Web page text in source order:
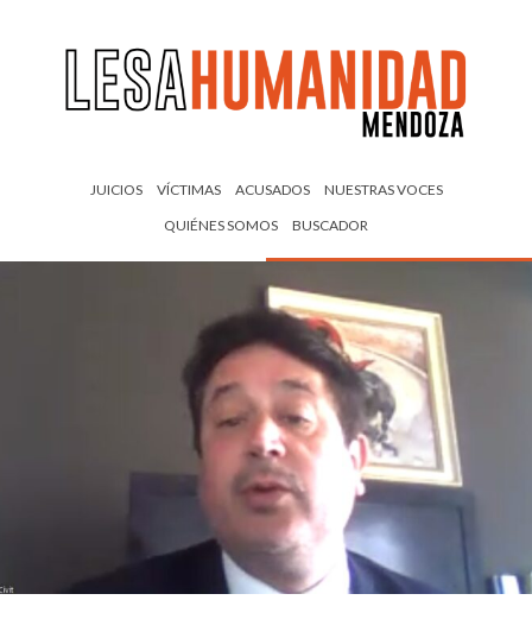
JUICIOS VÍCTIMAS ACUSADOS
NUESTRAS VOCES
QUIÉNES SOMOS
BUSCADOR